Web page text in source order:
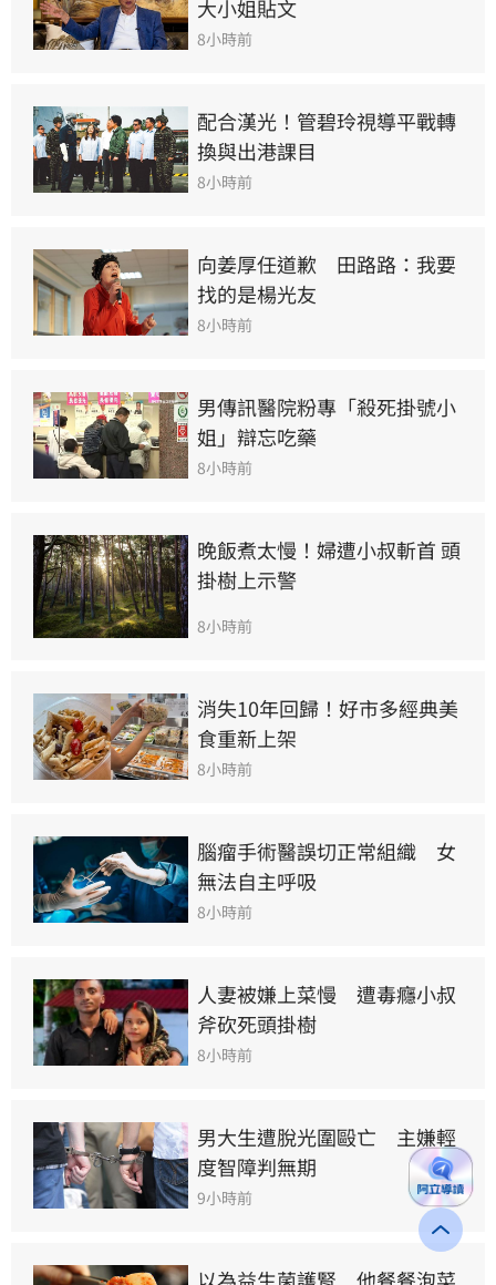
大小姐貼文
8小時前
配合漢光！管碧玲視導平戰轉
換與出港課目
8小時前
向姜厚任道歉　田路路：我要
找的是楊光友
8小時前
男傳訊醫院粉專「殺死掛號小
姐」辯忘吃藥
8小時前
晚飯煮太慢！婦遭小叔斬首 頭
掛樹上示警
8小時前
消失10年回歸！好市多經典美
食重新上架
8小時前
腦瘤手術醫誤切正常組織　女
無法自主呼吸
8小時前
人妻被嫌上菜慢　遭毒癮小叔
斧砍死頭掛樹
8小時前
男大生遭脫光圍毆亡　主嫌輕
度智障判無期
9小時前
以為益生菌護腎　他餐餐泡菜